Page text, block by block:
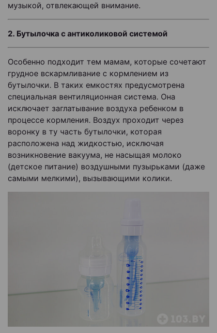
музыкой, отвлекающей внимание.
2. Бутылочка с антиколиковой системой
Особенно подходит тем мамам, которые сочетают
грудное вскармливание с кормлением из
бутылочки. В таких емкостях предусмотрена
специальная вентиляционная система. Она
исключает заглатывание воздуха ребенком в
процессе кормления. Воздух проходит через
воронку в ту часть бутылочки, которая
расположена над жидкостью, исключая
возникновение вакуума, не насыщая молоко
(детское питание) воздушными пузырьками (даже
самыми мелкими), вызывающими колики.